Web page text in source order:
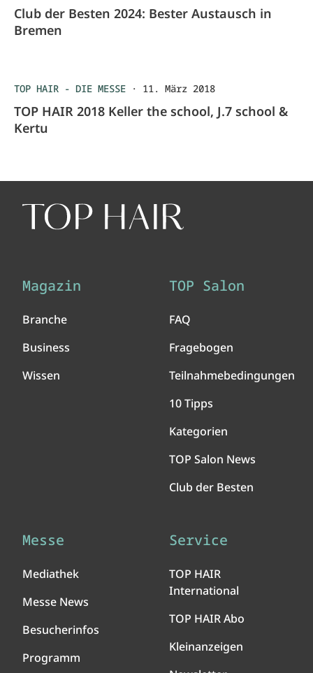
Club der Besten 2024: Bester Austausch in
Bremen
TOP HAIR - DIE MESSE · 11. März 2018
TOP HAIR 2018 Keller the school, J.7 school &
Kertu
Magazin
Branche
Business
Wissen
TOP Salon
FAQ
Fragebogen
Teilnahmebedingungen
10 Tipps
Kategorien
TOP Salon News
Club der Besten
Messe
Mediathek
Messe News
Besucherinfos
Programm
Service
TOP HAIR
International
TOP HAIR Abo
Kleinanzeigen